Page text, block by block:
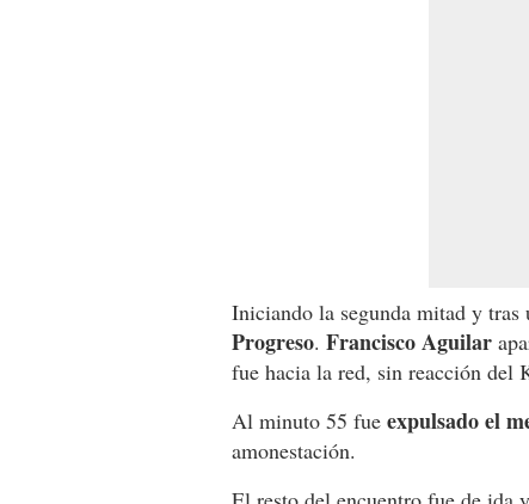
Iniciando la segunda mitad y tras
Progreso. Francisco Aguilar
fue hacia la red, sin reacción del
Al minuto 55 fue expulsado el
amonestación.